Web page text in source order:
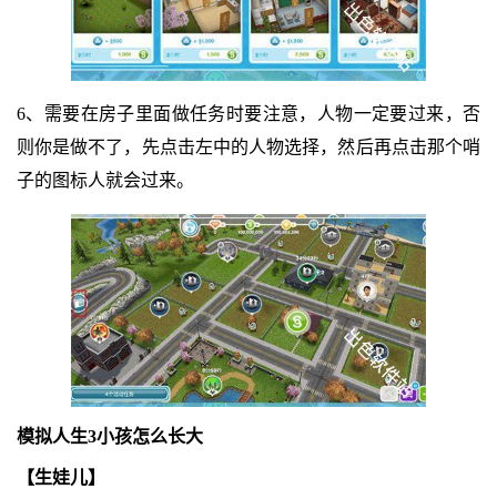
6、需要在房子里面做任务时要注意，人物一定要过来，否
则你是做不了，先点击左中的人物选择，然后再点击那个哨
子的图标人就会过来。
模拟人生3小孩怎么长大
【生娃儿】